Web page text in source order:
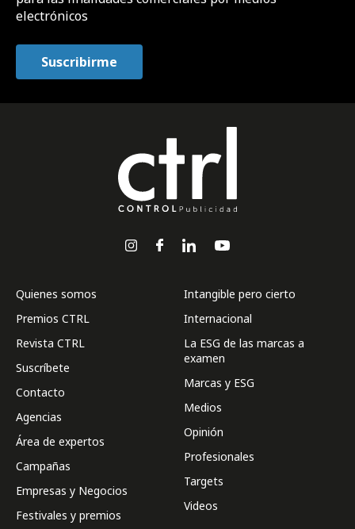
electrónicos
Quienes somos
Premios CTRL
Revista CTRL
Suscríbete
Contacto
Agencias
Área de expertos
Campañas
Empresas y Negocios
Festivales y premios
Intangible pero cierto
Internacional
La ESG de las marcas a
examen
Marcas y ESG
Medios
Opinión
Profesionales
Targets
Videos